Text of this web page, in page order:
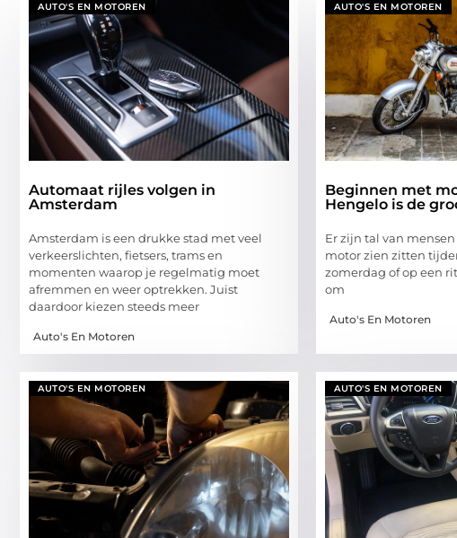
AUTO'S EN MOTOREN
Automaat rijles volgen in
Amsterdam
Amsterdam is een drukke stad met veel
verkeerslichten, fietsers, trams en
momenten waarop je regelmatig moet
afremmen en weer optrekken. Juist
daardoor kiezen steeds meer
Auto's En Motoren
AUTO'S EN MOTOREN
Beginnen met
Hengelo is de
Er zijn tal van
motor zien zitten
zomerdag of op een
om
Auto's En Motoren
AUTO'S EN MOTOREN AUTO'S EN MOTOREN